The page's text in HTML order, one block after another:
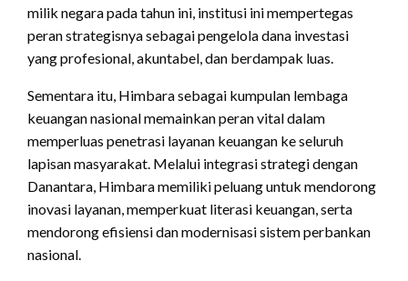
milik negara pada tahun ini, institusi ini mempertegas
peran strategisnya sebagai pengelola dana investasi
yang profesional, akuntabel, dan berdampak luas.
Sementara itu, Himbara sebagai kumpulan lembaga
keuangan nasional memainkan peran vital dalam
memperluas penetrasi layanan keuangan ke seluruh
lapisan masyarakat. Melalui integrasi strategi dengan
Danantara, Himbara memiliki peluang untuk mendorong
inovasi layanan, memperkuat literasi keuangan, serta
mendorong efisiensi dan modernisasi sistem perbankan
nasional.